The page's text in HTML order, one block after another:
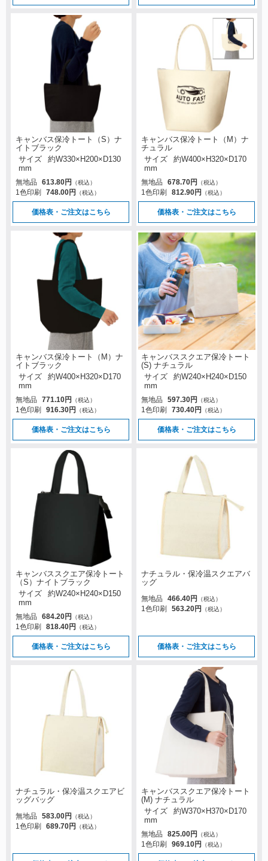
キャンバス保冷トート（S）ナ
イトブラック
サイズ
約W330×H200×D130
mm
無地品
613.80円 （税込）
1色印刷 748.00円 （税込）
価格表・ご注文はこちら
キャンバス保冷トート（M）ナ
チュラル
サイズ
約W400×H320×D170
mm
無地品
678.70円 （税込）
1色印刷 812.90円 （税込）
価格表・ご注文はこちら
キャンバス保冷トート（M）ナ
イトブラック
サイズ
約W400×H320×D170
mm
無地品
771.10円 （税込）
1色印刷 916.30円 （税込）
価格表・ご注文はこちら
キャンバススクエア保冷トート
(S) ナチュラル
サイズ
約W240×H240×D150
mm
無地品
597.30円 （税込）
1色印刷 730.40円 （税込）
価格表・ご注文はこちら
キャンバススクエア保冷トート
（S）ナイトブラック
サイズ
約W240×H240×D150
mm
無地品
684.20円 （税込）
1色印刷 818.40円 （税込）
価格表・ご注文はこちら
ナチュラル・保冷温スクエアバ
ッグ
無地品 466.40円 （税込）
1色印刷 563.20円 （税込）
価格表・ご注文はこちら
ナチュラル・保冷温スクエアビ
ッグバッグ
無地品 583.00円 （税込）
1色印刷 689.70円 （税込）
キャンバススクエア保冷トート
(M) ナチュラル
サイズ
約W370×H370×D170
mm
無地品
825.00円 （税込）
1色印刷 969.10円 （税込）